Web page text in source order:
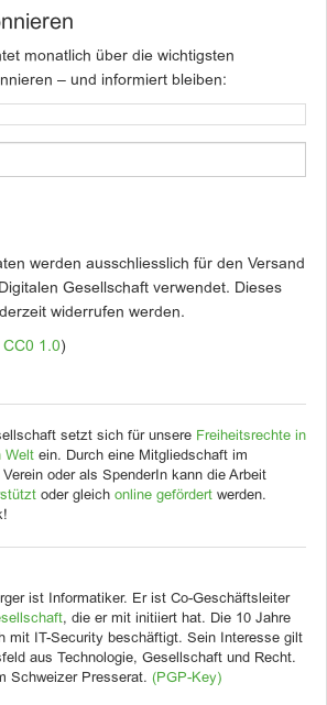
monatlich über die wichtigsten
– und informiert bleiben:
werden ausschliesslich für den Versand
Gesellschaft verwendet. Dieses
widerrufen werden.
CC0 1.0)
setzt sich für unsere Freiheitsrechte in
Welt ein. Durch eine Mitgliedschaft im
oder als SpenderIn kann die Arbeit
oder gleich online gefördert werden.
ist Informatiker. Er ist Co-Geschäftsleiter
, die er mit initiiert hat. Die 10 Jahre
mit IT-Security beschäftigt. Sein Interesse gilt
aus Technologie, Gesellschaft und Recht.
Schweizer Presserat. (PGP-Key)